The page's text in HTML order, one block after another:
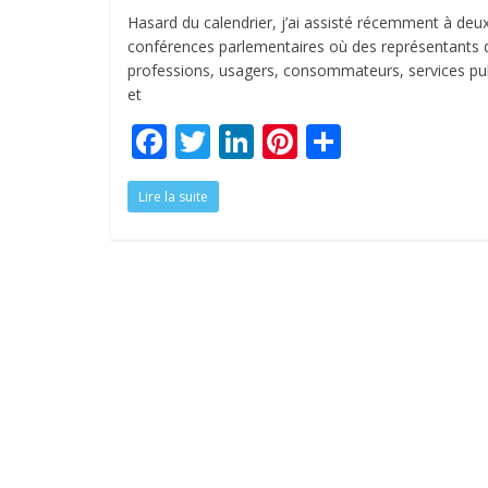
Hasard du calendrier, j’ai assisté récemment à
conférences parlementaires où des représentants
professions, usagers, consommateurs, services
et
F
ac
e
T
w
itt
Li Pi
Lire la suite